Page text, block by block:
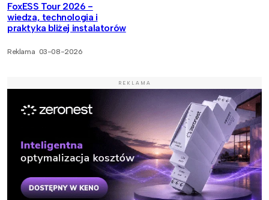
FoxESS Tour 2026 -
wiedza, technologia i
praktyka bliżej instalatorów
Reklama 03-08-2026
REKLAMA